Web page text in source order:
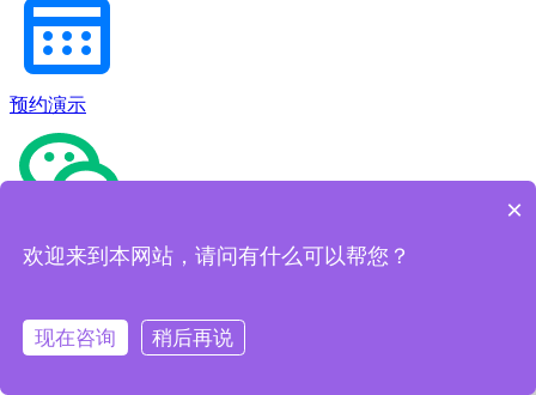
预约演示
微信咨询
×
欢迎来到本网站，请问有什么可以帮您？
现在咨询 稍后再说